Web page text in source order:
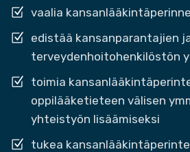
vaalia
edistää kansanparantajien
terveydenhoitohenkilöstön
toimia
oppilääketieteen välisen
yhteistyön lisäämiseksi
tukea